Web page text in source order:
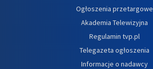
Ogłoszenia przetargowe
Akademia Telewizyjna
Regulamin tvp.pl
Telegazeta ogłoszenia
Informacje o nadawcy